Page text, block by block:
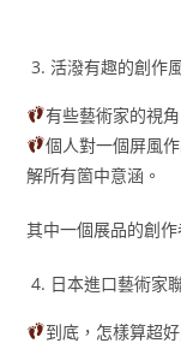
活潑有趣的創作
有些藝術家的視
個人對一個屏風
解所有箇中意涵。
其中一個展品的創
日本進口藝術家
到底，怎樣算超